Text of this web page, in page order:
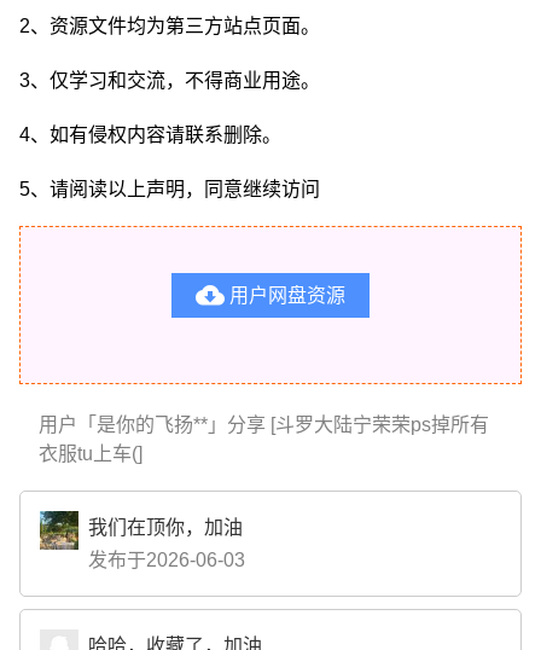
2、资源文件均为第三方站点页面。
3、仅学习和交流，不得商业用途。
4、如有侵权内容请联系删除。
5、请阅读以上声明，同意继续访问
 用户网盘资源
用户「是你的飞扬**」分享 [斗罗大陆宁荣荣ps掉所有
衣服tu上车(]
我们在顶你，加油
发布于2026-06-03
哈哈，收藏了，加油